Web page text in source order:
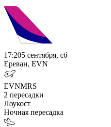
17:205 сентября, сб
Ереван, EVN
EVNMRS
2 пересадки
Лоукост
Ночная пересадка